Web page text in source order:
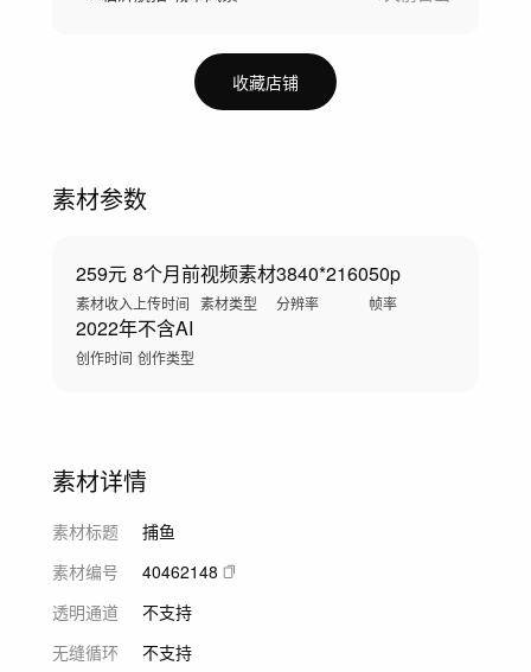
收藏店铺
素材参数
259元
素材收入
8个月前
上传时间
视频素材
素材类型
3840*2160
分辨率
50p
帧率
2022年
创作时间
不含AI
创作类型
素材详情
素材标题
捕鱼
素材编号
40462148
透明通道
不支持
无缝循环
不支持